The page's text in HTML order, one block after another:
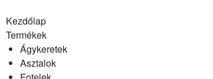
Kezdőlap
Termékek
Ágykeretek
Asztalok